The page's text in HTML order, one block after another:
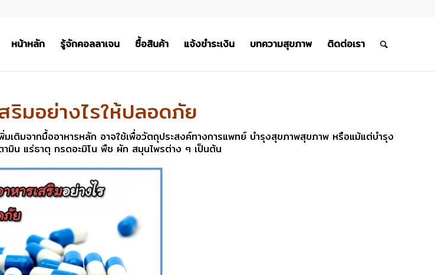
หน้าหลัก รู้จักคอลลาเจน ซื้อสินค้า แจ้งชำระเงิน บทความสุขภาพ ติดต่อเรา
ริมอย่างไรให้ปลอดภัย
เติมจากมื้ออาหารหลัก อาจใช้เพื่อวัตถุประสงค์ทางการแพทย์ บำรุงสุขภาพสุขภาพ หรือแม้แต่บำรุง
ามิน แร่ธาตุ กรดอะมิโน พืช ผัก สมุนไพรต่าง ๆ เป็นต้น